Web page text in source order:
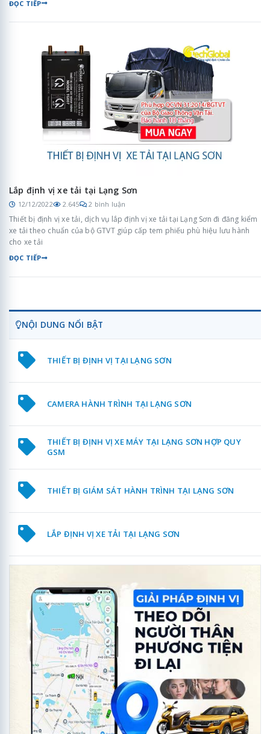
ĐỌC TIẾP
Lắp định vị xe tải tại Lạng Sơn
12/12/2022 2.645 2 bình luận
Thiết bị định vị xe tải, dịch vụ lắp định vị xe tải tại Lạng Sơn đi đăng kiểm
xe tải theo chuẩn của bộ GTVT giúp cấp tem phiếu phù hiệu lưu hành
cho xe tải
ĐỌC TIẾP
NỘI DUNG NỔI BẬT
THIẾT BỊ ĐỊNH VỊ TẠI LẠNG SƠN
CAMERA HÀNH TRÌNH TẠI LẠNG SƠN
THIẾT BỊ ĐỊNH VỊ XE MÁY TẠI LẠNG SƠN HỢP QUY
GSM
THIẾT BỊ GIÁM SÁT HÀNH TRÌNH TẠI LẠNG SƠN
LẮP ĐỊNH VỊ XE TẢI TẠI LẠNG SƠN